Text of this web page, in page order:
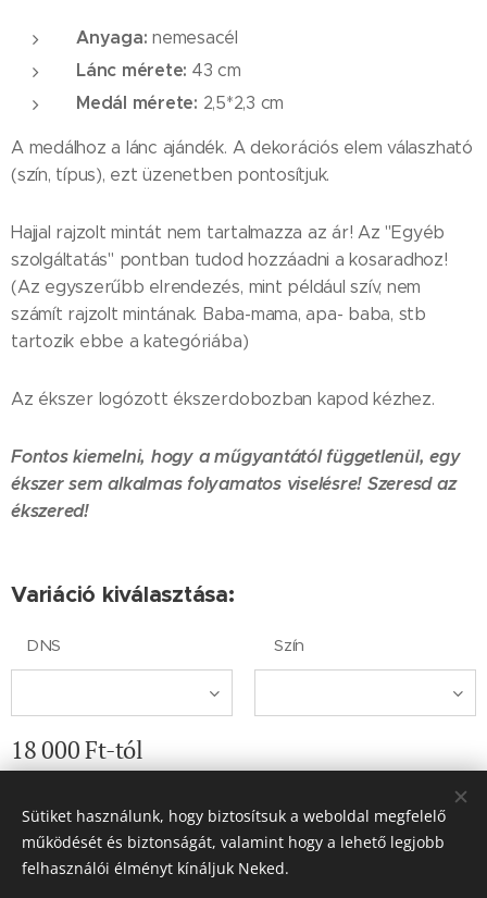
Anyaga: nemesacél
Lánc mérete: 43 cm
Medál mérete: 2,5*2,3 cm
A medálhoz a lánc ajándék. A dekorációs elem válaszható
(szín, típus), ezt üzenetben pontosítjuk.
Hajjal rajzolt mintát nem tartalmazza az ár! Az "Egyéb
szolgáltatás" pontban tudod hozzáadni a kosaradhoz!
(Az egyszerűbb elrendezés, mint például szív, nem
számít rajzolt mintának. Baba-mama, apa- baba, stb
tartozik ebbe a kategóriába)
Az ékszer logózott ékszerdobozban kapod kézhez.
Fontos kiemelni, hogy a műgyantától függetlenül, egy
ékszer sem alkalmas folyamatos viselésre! Szeresd az
ékszered!
Variáció kiválasztása:
DNS Szín
18 000Ft-tól
© 2019 Fanna Műhelye Kézműves ajándékok és
ékszerek. Minden jog fenntartva.
Sütiket használunk, hogy biztosítsuk a weboldal megfelelő
működését és biztonságát, valamint hogy a lehető legjobb
felhasználói élményt kínáljuk Neked.